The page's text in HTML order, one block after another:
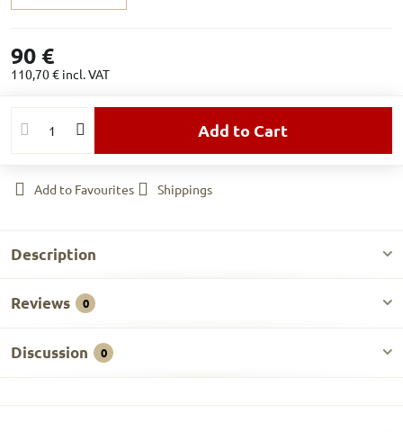
90 €
110,70 € incl. VAT
Add to Cart
Add to Favourites Shippings
Description
Reviews 0
Discussion 0